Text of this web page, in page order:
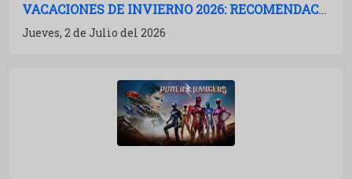
VACACIONES DE INVIERNO 2026: RECOMENDACIONES DE PELÍCULAS PARA IR AL CINE
Jueves, 2 de Julio del 2026